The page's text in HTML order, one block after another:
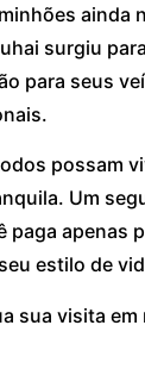
ainda
surgiu
para seus
possam
Um
paga apenas
estilo de
sua visita